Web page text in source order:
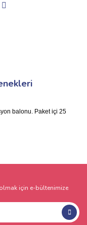
balonu. Paket içi 25
için e-bültenimize